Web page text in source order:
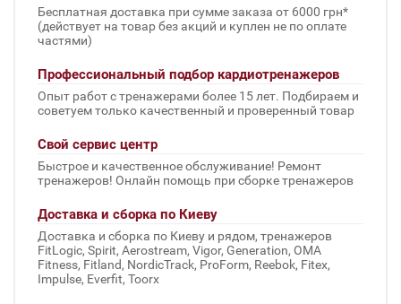
Бесплатная доставка при сумме заказа от 6000 грн*
(действует на товар без акций и куплен не по оплате
частями)
Профессиональный подбор кардиотренажеров
Опыт работ с тренажерами более 15 лет. Подбираем и
советуем только качественный и проверенный товар
Свой сервис центр
Быстрое и качественное обслуживание! Ремонт
тренажеров! Онлайн помощь при сборке тренажеров
Доставка и сборка по Киеву
Доставка и сборка по Киеву и рядом, тренажеров
FitLogic, Spirit, Aerostream, Vigor, Generation, OMA
Fitness, Fitland, NordicTrack, ProForm, Reebok, Fitex,
Impulse, Everfit, Toorx